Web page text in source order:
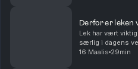
Derfor er leken
Lek har vært
særlig i dagens
voksne stimulere
16 Maalis 29min